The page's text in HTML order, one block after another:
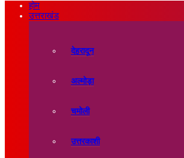
होम
उत्तराखंड
देहरादून
अल्मोड़ा
चमोली
उत्तरकाशी